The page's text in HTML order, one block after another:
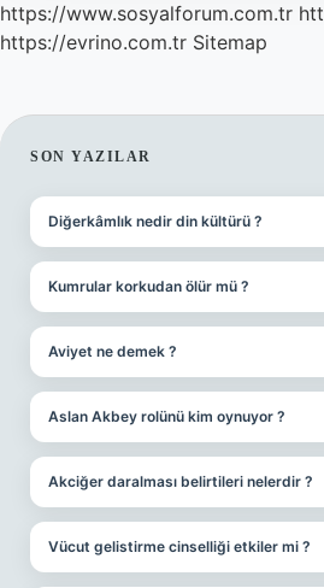
https://www.sosyalforum.com.tr
https://evrino.com.tr Sitemap
SIDEBAR
SON YAZILAR
Diğerkâmlık nedir din kültürü ?
Kumrular korkudan ölür mü ?
Aviyet ne demek ?
Aslan Akbey rolünü kim oynuyor ?
Akciğer daralması belirtileri nelerdir ?
Vücut gelistirme cinselliği etkiler mi ?